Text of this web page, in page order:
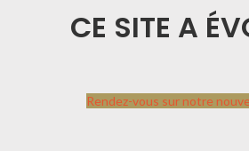
CE SITE A
Rendez-vous sur notre